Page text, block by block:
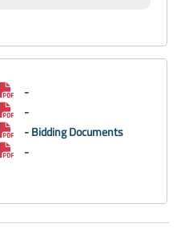
-
-
- Bidding Documents
-